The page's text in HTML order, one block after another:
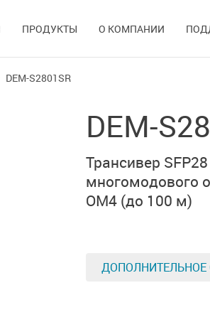
ПРОДУКТЫ О КОМПАНИИ
DEM-S2801SR
DEM-
Трансивер
многомодового
OM4 (до 100 м)
ДОПОЛНИТЕЛЬНОЕ